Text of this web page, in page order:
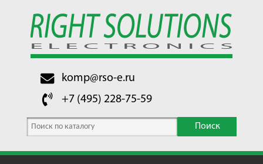
komp@rso-e.ru
+7 (495) 228-75-59
Поиск